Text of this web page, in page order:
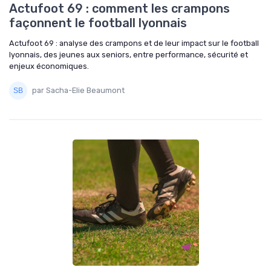
Actufoot 69 : comment les crampons
façonnent le football lyonnais
Actufoot 69 : analyse des crampons et de leur impact sur le football
lyonnais, des jeunes aux seniors, entre performance, sécurité et
enjeux économiques.
par Sacha-Elie Beaumont